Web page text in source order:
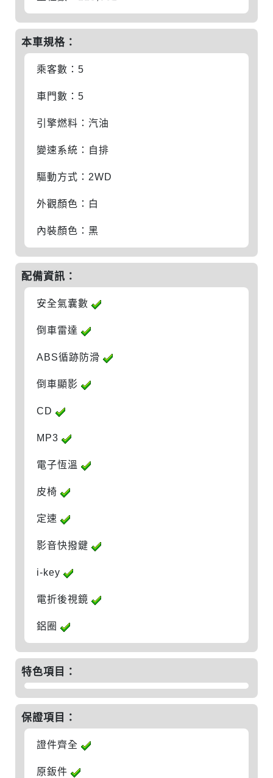
本車規格：
乘客數：5
車門數：5
引擎燃料：汽油
變速系統：自排
驅動方式：2WD
外觀顏色：白
內裝顏色：黑
配備資訊：
安全氣囊數
倒車雷達
ABS循跡防滑
倒車顯影
CD
MP3
電子恆溫
皮椅
定速
影音快撥鍵
i-key
電折後視鏡
鋁圈
特色項目：
保證項目：
證件齊全
原鈑件